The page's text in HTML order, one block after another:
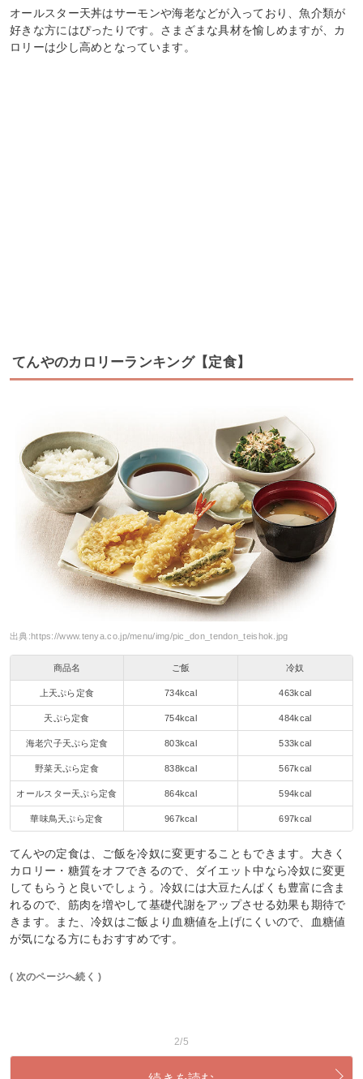
オールスター天丼はサーモンや海老などが入っており、魚介類が
好きな方にはぴったりです。さまざまな具材を愉しめますが、カ
ロリーは少し高めとなっています。
てんやのカロリーランキング【定食】
出典: https://www.tenya.co.jp/menu/img/pic_don_tendon_teishok.jpg
商品名 ご飯 冷奴
上天ぷら定食 734kcal 463kcal
天ぷら定食 754kcal 484kcal
海老穴子天ぷら定食 803kcal 533kcal
野菜天ぷら定食 838kcal 567kcal
オールスター天ぷら定食 864kcal 594kcal
華味鳥天ぷら定食 967kcal 697kcal
てんやの定食は、ご飯を冷奴に変更することもできます。大きく
カロリー・糖質をオフできるので、ダイエット中なら冷奴に変更
してもらうと良いでしょう。冷奴には大豆たんぱくも豊富に含ま
れるので、筋肉を増やして基礎代謝をアップさせる効果も期待で
きます。また、冷奴はご飯より血糖値を上げにくいので、血糖値
が気になる方にもおすすめです。
( 次のページへ続く )
2/5